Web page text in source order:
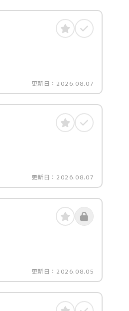
更新日： 2026.08.07
更新日： 2026.08.07
更新日： 2026.08.05